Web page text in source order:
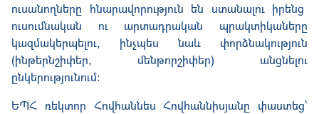
ուսանողները հնարավորություն են ստանալու իրենց
ուսումնական ու արտադրական պրակտիկաները
կազմակերպելու, ինչպես նաև փորձնակություն
(ինթերնշիփեր, մենթորշիփեր) անցնելու
ընկերությունում։
ԵՊՀ ռեկտոր Հովհաննես Հովհաննիսյանը փաստեց՝